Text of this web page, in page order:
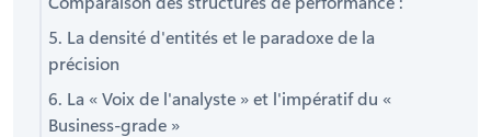
5. La densité d'entités et le paradoxe de la
précision
6. La « Voix de l'analyste » et l'impératif du «
Business-grade »